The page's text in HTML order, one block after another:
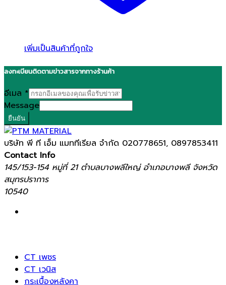
เพิ่มเป็นสินค้าที่ถูกใจ
ลงทะเบียนติดตามข่าวสารจากทางร้านค้า
อีเมล *
Message
ยืนยัน
บริษัท พี ที เอ็ม แมททีเรียล จำกัด 020778651, 0897853411
Contact Info
145/153-154 หมู่ที่ 21 ตำบลบางพลีใหญ่ อำเภอบางพลี จังหวัด
สมุทรปราการ
10540
CT เพชร
CT เวนิส
กระเบื้องหลังคา